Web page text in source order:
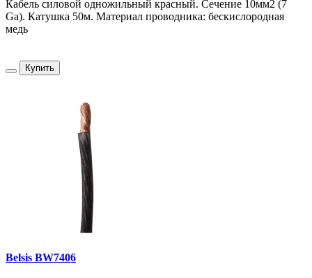
Кабель силовой одножильный красный. Сечение 10мм2 (7
Ga). Катушка 50м. Материал проводника: бескислородная
медь
Купить
Belsis BW7406